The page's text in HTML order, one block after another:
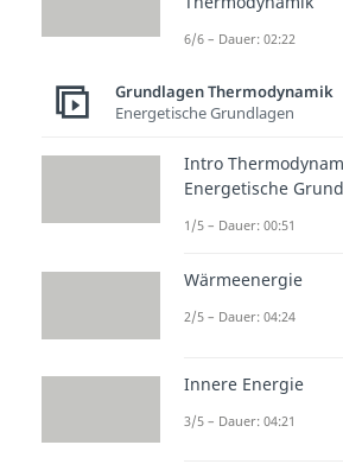
6/6 – Dauer: 02:22
Grundlagen Thermodynamik
Energetische Grundlagen
Intro
Energetische
1/5 – Dauer: 00:51
Wärmeenergie
2/5 – Dauer: 04:24
Innere Energie
3/5 – Dauer: 04:21